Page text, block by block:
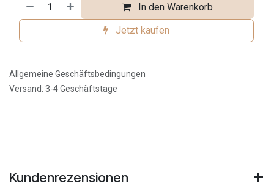
In den Warenkorb
Jetzt kaufen
Allgemeine Geschäftsbedingungen
Versand: 3-4 Geschäftstage
Kundenrezensionen